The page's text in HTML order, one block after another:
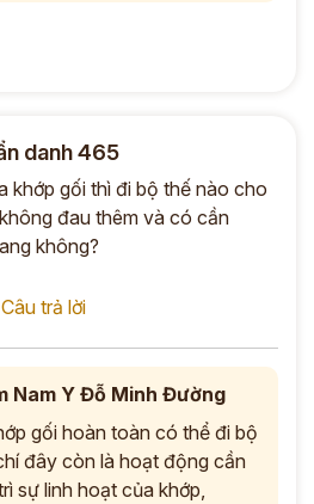
danh 465
khớp gối thì đi bộ thế nào cho
đau thêm và có cần
không?
Câu trả lời
Nam Y Đỗ Minh Đường
gối hoàn toàn có thể đi bộ
đây còn là hoạt động cần
sự linh hoạt của khớp,